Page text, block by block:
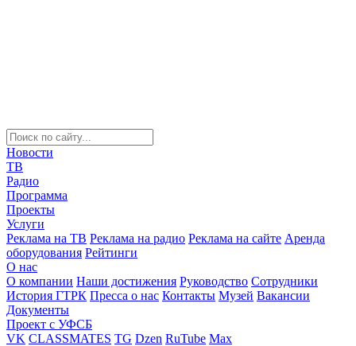
Новости
ТВ
Радио
Программа
Проекты
Услуги
Реклама на ТВ Реклама на радио Реклама на сайте Аренда
оборудования Рейтинги
О нас
О компании Наши достижения Руководство Сотрудники
История ГТРК Пресса о нас Контакты Музей Вакансии
Документы
Проект с УФСБ
VK CLASSMATES TG Dzen RuTube Max